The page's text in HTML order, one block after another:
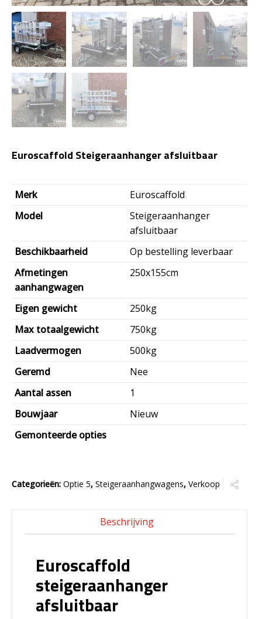
Euroscaffold Steigeraanhanger afsluitbaar
Merk
Euroscaffold
Model
Steigeraanhanger
afsluitbaar
Beschikbaarheid
Op bestelling leverbaar
Afmetingen
aanhangwagen
250x155cm
Eigen gewicht
250kg
Max totaalgewicht
750kg
Laadvermogen
500kg
Geremd
Nee
Aantal assen
1
Bouwjaar
Nieuw
Gemonteerde opties
Categorieën: Optie 5, Steigeraanhangwagens, Verkoop
Beschrijving
Euroscaffold
steigeraanhanger
afsluitbaar